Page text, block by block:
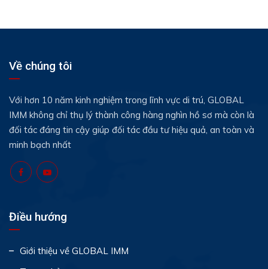
Về chúng tôi
Với hơn 10 năm kinh nghiệm trong lĩnh vực di trú, GLOBAL
IMM không chỉ thụ lý thành công hàng nghìn hồ sơ mà còn là
đối tác đáng tin cậy giúp đối tác đầu tư hiệu quả, an toàn và
minh bạch nhất
Điều hướng
Giới thiệu về GLOBAL IMM